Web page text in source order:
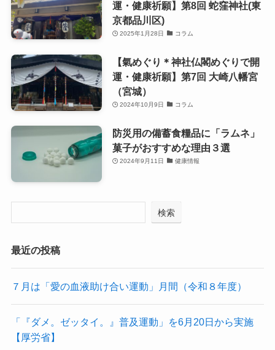
運・健康祈願】第8回 蛇窪神社(東
京都品川区)
2025年1月28日 コラム
【氣めぐり＊神社仏閣めぐりで開
運・健康祈願】第7回 大崎八幡宮
（宮城）
2024年10月9日 コラム
防災用の備蓄食糧品に「ラムネ」
菓子がおすすめな理由３選
2024年9月11日 健康情報
検索
最近の投稿
７月は「愛の血液助け合い運動」月間（令和８年度）
「『ダメ。ゼッタイ。』普及運動」を6月20日から実施
【厚労省】